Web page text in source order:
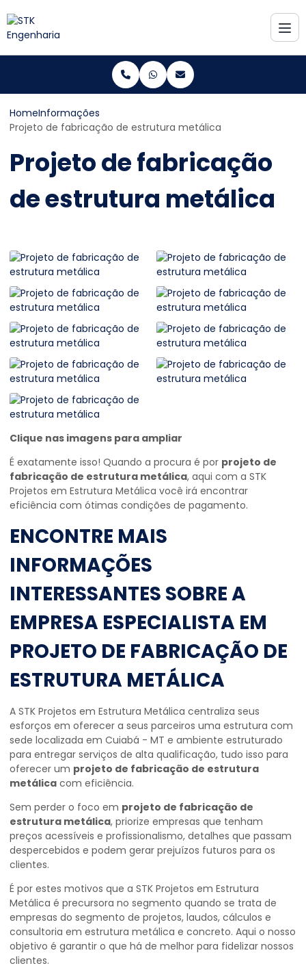
HomeInformações
Projeto de fabricação de estrutura metálica
Projeto de fabricação
de estrutura metálica
Clique nas imagens para ampliar
É exatamente isso! Quando a procura é por projeto de
fabricação de estrutura metálica, aqui com a STK
Projetos em Estrutura Metálica você irá encontrar
eficiência com ótimas condições de pagamento.
ENCONTRE MAIS
INFORMAÇÕES
INTERESSANTES SOBRE A
EMPRESA ESPECIALISTA EM
PROJETO DE FABRICAÇÃO DE
ESTRUTURA METÁLICA
A STK Projetos em Estrutura Metálica centraliza seus
esforços em oferecer a seus parceiros uma estrutura com
sede localizada em Cuiabá - MT e ambiente estruturado
para entregar serviços de alta qualificação, tudo isso para
oferecer um projeto de fabricação de estrutura
metálica com eficiência.
Sem perder o foco em projeto de fabricação de
estrutura metálica, priorize empresas que tenham
preços acessíveis e profissionalismo, detalhes que passam
despercebidos e podem gerar prejuízos futuros para os
clientes.
É por estes motivos que a STK Projetos em Estrutura
Metálica é precursora no segmento quando se trata de
empresas do segmento de projetos, laudos, cálculos e
consultoria em estrutura metálica e concreto. Aqui o nosso
objetivo é garantir o que há de melhor para fidelizar nossos
clientes.